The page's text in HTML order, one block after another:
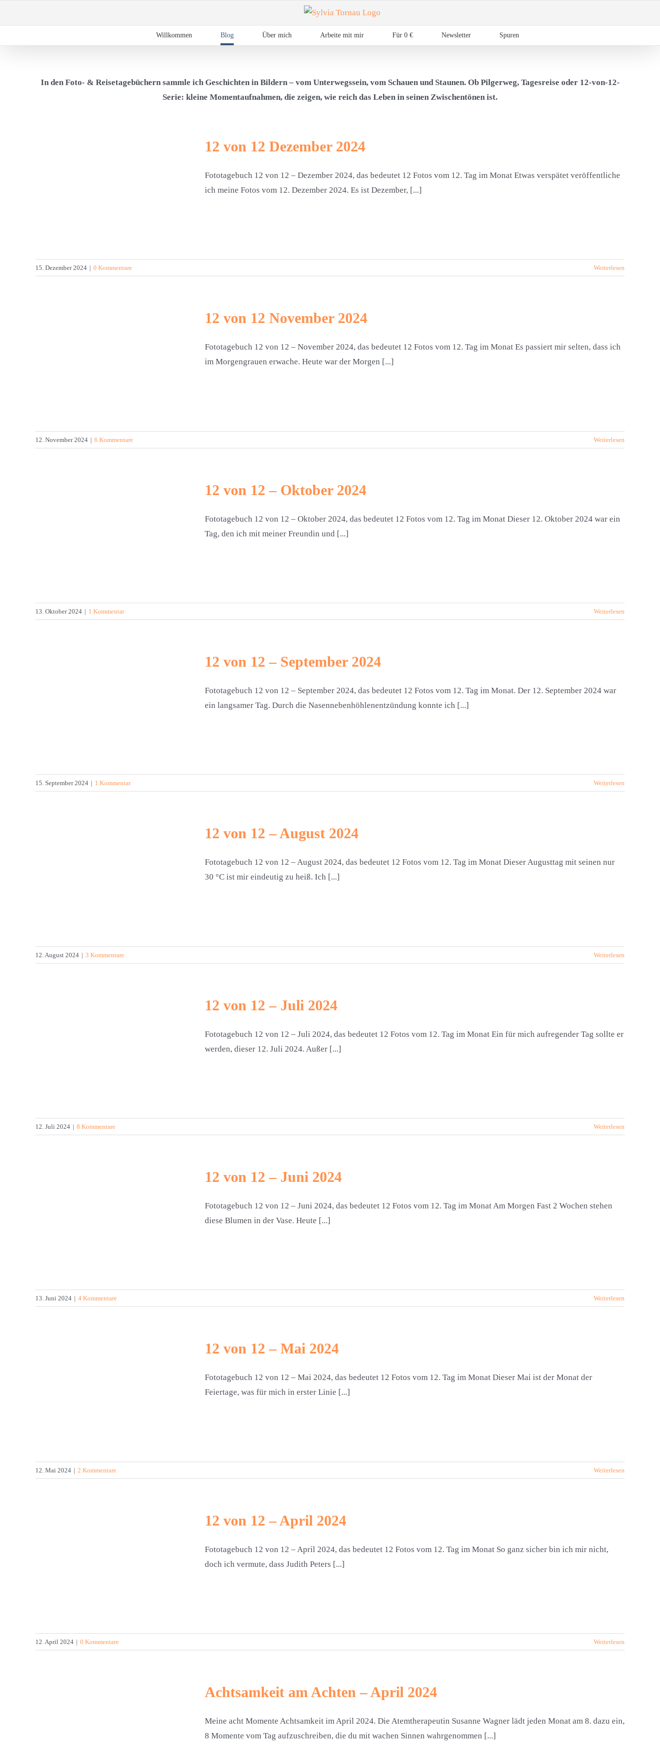
Willkommen Blog Über mich Arbeite mit mir Für 0 € Newsletter Spuren
In den Foto- & Reisetagebüchern sammle ich Geschichten in Bildern – vom Unterwegssein, vom Schauen und Staunen. Ob Pilgerweg, Tagesreise oder 12-von-12-
Serie: kleine Momentaufnahmen, die zeigen, wie reich das Leben in seinen Zwischentönen ist.
12 von 12 Dezember 2024
Fototagebuch 12 von 12 – Dezember 2024, das bedeutet 12 Fotos vom 12. Tag im Monat Etwas verspätet veröffentliche
ich meine Fotos vom 12. Dezember 2024. Es ist Dezember, [...]
15. Dezember 2024 | 0 Kommentare Weiterlesen
12 von 12 November 2024
Fototagebuch 12 von 12 – November 2024, das bedeutet 12 Fotos vom 12. Tag im Monat Es passiert mir selten, dass ich
im Morgengrauen erwache. Heute war der Morgen [...]
12. November 2024 | 6 Kommentare Weiterlesen
12 von 12 – Oktober 2024
Fototagebuch 12 von 12 – Oktober 2024, das bedeutet 12 Fotos vom 12. Tag im Monat Dieser 12. Oktober 2024 war ein
Tag, den ich mit meiner Freundin und [...]
13. Oktober 2024 | 1 Kommentar Weiterlesen
12 von 12 – September 2024
Fototagebuch 12 von 12 – September 2024, das bedeutet 12 Fotos vom 12. Tag im Monat. Der 12. September 2024 war
ein langsamer Tag. Durch die Nasennebenhöhlenentzündung konnte ich [...]
15. September 2024 | 1 Kommentar Weiterlesen
12 von 12 – August 2024
Fototagebuch 12 von 12 – August 2024, das bedeutet 12 Fotos vom 12. Tag im Monat Dieser Augusttag mit seinen nur
30 °C ist mir eindeutig zu heiß. Ich [...]
12. August 2024 | 3 Kommentare Weiterlesen
12 von 12 – Juli 2024
Fototagebuch 12 von 12 – Juli 2024, das bedeutet 12 Fotos vom 12. Tag im Monat Ein für mich aufregender Tag sollte er
werden, dieser 12. Juli 2024. Außer [...]
12. Juli 2024 | 8 Kommentare Weiterlesen
12 von 12 – Juni 2024
Fototagebuch 12 von 12 – Juni 2024, das bedeutet 12 Fotos vom 12. Tag im Monat Am Morgen Fast 2 Wochen stehen
diese Blumen in der Vase. Heute [...]
13. Juni 2024 | 4 Kommentare Weiterlesen
12 von 12 – Mai 2024
Fototagebuch 12 von 12 – Mai 2024, das bedeutet 12 Fotos vom 12. Tag im Monat Dieser Mai ist der Monat der
Feiertage, was für mich in erster Linie [...]
12. Mai 2024 | 2 Kommentare Weiterlesen
12 von 12 – April 2024
Fototagebuch 12 von 12 – April 2024, das bedeutet 12 Fotos vom 12. Tag im Monat So ganz sicher bin ich mir nicht,
doch ich vermute, dass Judith Peters [...]
12. April 2024 | 0 Kommentare Weiterlesen
Achtsamkeit am Achten – April 2024
Meine acht Momente Achtsamkeit im April 2024. Die Atemtherapeutin Susanne Wagner lädt jeden Monat am 8. dazu ein,
8 Momente vom Tag aufzuschreiben, die du mit wachen Sinnen wahrgenommen [...]